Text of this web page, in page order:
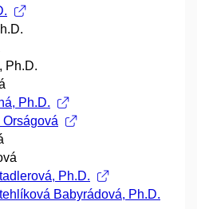
Ph.D.
Ph.D.
Orságová
Ph.D.
Babyrádová, Ph.D.